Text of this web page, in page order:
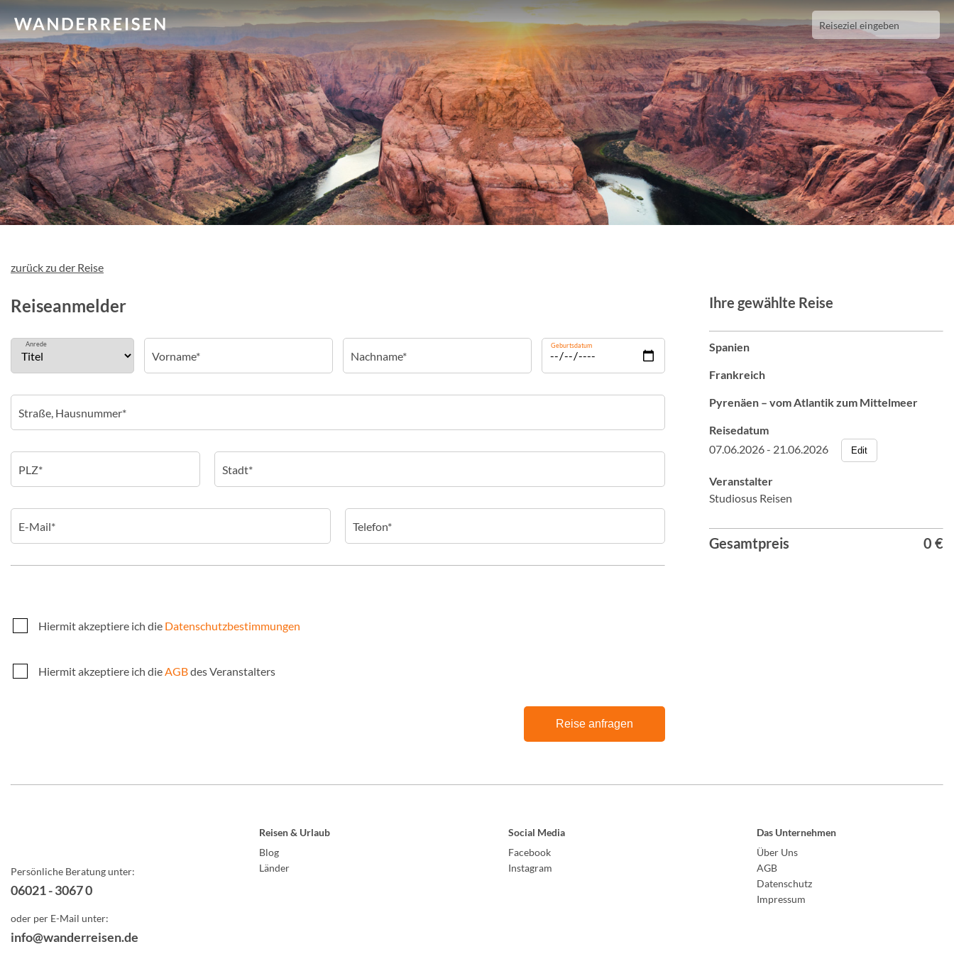
zurück zu der Reise
Reiseanmelder
Anrede Geburtsdatum
Ihre gewählte Reise
Spanien
Frankreich
Pyrenäen – vom Atlantik zum Mittelmeer
Reisedatum
07.06.2026 - 21.06.2026
Edit
Veranstalter
Studiosus Reisen
Gesamtpreis 0 €
Hiermit akzeptiere ich die Datenschutzbestimmungen
Hiermit akzeptiere ich dieAGBdes Veranstalters
Reise anfragen
Persönliche Beratung unter:
06021 - 3067 0
oder per E-Mail unter:
info@wanderreisen.de
Reisen & Urlaub
Blog
Länder
Social Media
Facebook
Instagram
Das Unternehmen
Über Uns
AGB
Datenschutz
Impressum